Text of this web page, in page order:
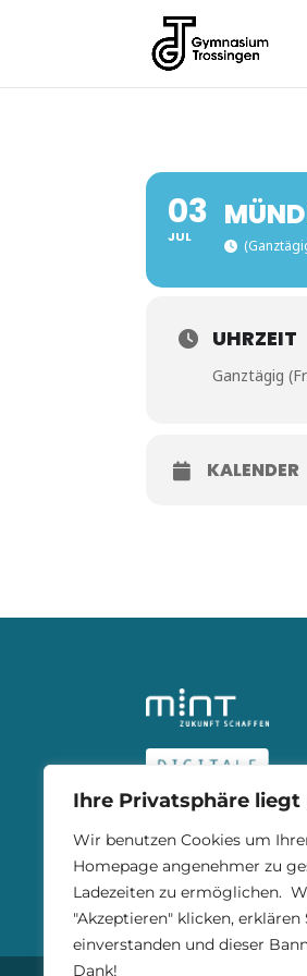
Ihre Privatsphäre liegt
Wir benutzen Cookies um
Homepage angenehmer zu
Ladezeiten zu ermöglichen.
"Akzeptieren" klicken,
einverstanden und dieser
Dank!
03
JUL
UHRZEIT
Ganztägig
KALENDER